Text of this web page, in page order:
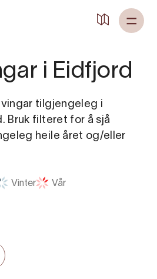
i Eidfjord
tilgjengeleg i
Bruk filteret for å sjå
heile året og/eller
Vinter Vår